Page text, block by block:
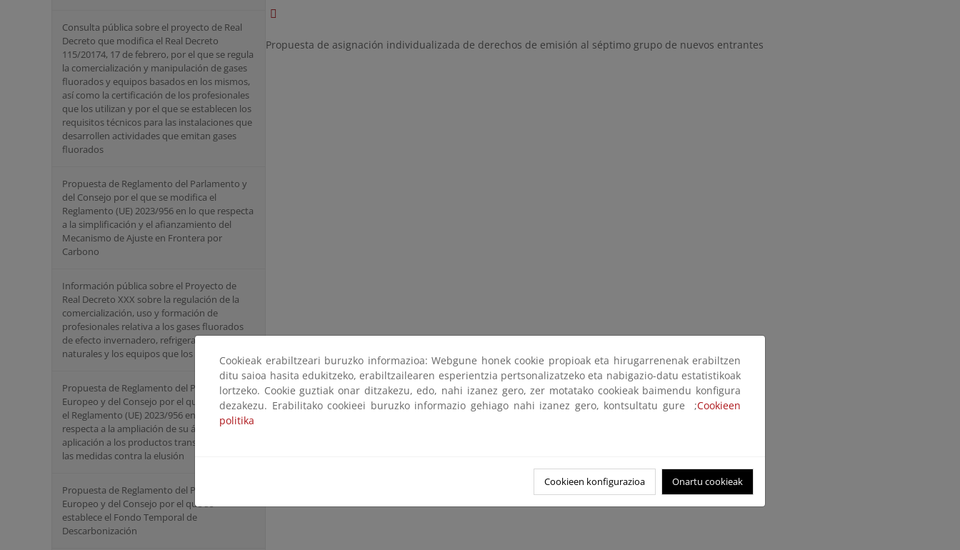
Consulta pública sobre el proyecto de Real
Decreto que modifica el Real Decreto
115/20174, 17 de febrero, por el que se regula
la comercialización y manipulación de gases
fluorados y equipos basados en los mismos,
así como la certificación de los profesionales
que los utilizan y por el que se establecen los
requisitos técnicos para las instalaciones que
desarrollen actividades que emitan gases
fluorados
Propuesta de Reglamento del Parlamento y
del Consejo por el que se modifica el
Reglamento (UE) 2023/956 en lo que respecta
a la simplificación y el afianzamiento del
Mecanismo de Ajuste en Frontera por
Carbono
Información pública sobre el Proyecto de
Real Decreto XXX sobre la regulación de la
comercialización, uso y formación de
profesionales relativa a los gases fluorados
de efecto invernadero, refrigerantes
naturales y los equipos que los contienen.
Propuesta de Reglamento del Parlamento
Europeo y del Consejo por el que se modifica
el Reglamento (UE) 2023/956 en lo que
respecta a la ampliación de su ámbito de
aplicación a los productos transformados y a
las medidas contra la elusión
Propuesta de Reglamento del Parlamento
Europeo y del Consejo por el que se
establece el Fondo Temporal de
Descarbonización
Propuesta de asignación individualizada de derechos de emisión al séptimo grupo de nuevos entrantes
Cookieak erabiltzeari buruzko informazioa: Webgune honek cookie propioak eta hirugarrenenak erabiltzen
ditu saioa hasita edukitzeko, erabiltzailearen esperientzia pertsonalizatzeko eta nabigazio-datu estatistikoak
lortzeko. Cookie guztiak onar ditzakezu, edo, nahi izanez gero, zer motatako cookieak baimendu konfigura
dezakezu. Erabilitako cookieei buruzko informazio gehiago nahi izanez gero, kontsultatu gure ;Cookieen
politika
Cookieen konfigurazioa Onartu cookieak